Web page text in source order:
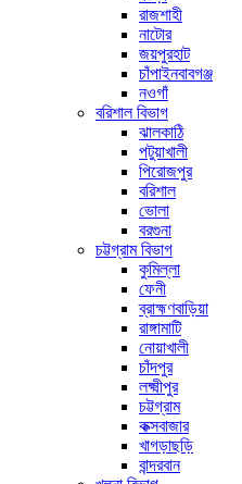
রাজশাহী
নাটোর
জয়পুরহাট
চাঁপাইনবাবগঞ্জ
নওগাঁ
বরিশাল বিভাগ
ঝালকাঠি
পটুয়াখালী
পিরোজপুর
বরিশাল
ভোলা
বরগুনা
চট্টগ্রাম বিভাগ
কুমিল্লা
ফেনী
ব্রাহ্মণবাড়িয়া
রাঙ্গামাটি
নোয়াখালী
চাঁদপুর
লক্ষ্মীপুর
চট্টগ্রাম
কক্সবাজার
খাগড়াছড়ি
বান্দরবান